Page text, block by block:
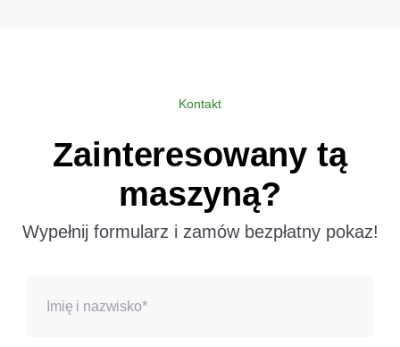
Kontakt
Zainteresowany tą
maszyną?
Wypełnij formularz i zamów bezpłatny pokaz!